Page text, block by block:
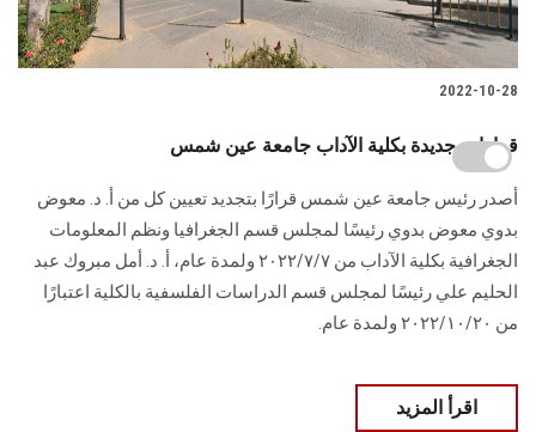
2022-10-28
قرارات جديدة بكلية الآداب جامعة عين شمس
أصدر رئيس جامعة عين شمس قرارًا بتجديد تعيين كل من أ. د. معوض
بدوي معوض بدوي رئيسًا لمجلس قسم الجغرافيا ونظم المعلومات
الجغرافية بكلية الآداب من ٢٠٢٢/٧/٧ ولمدة عام، أ. د. أمل مبروك عبد
الحليم علي رئيسًا لمجلس قسم الدراسات الفلسفية بالكلية اعتبارًا
من ٢٠٢٢/١٠/٢٠ ولمدة عام.
اقرأ المزيد